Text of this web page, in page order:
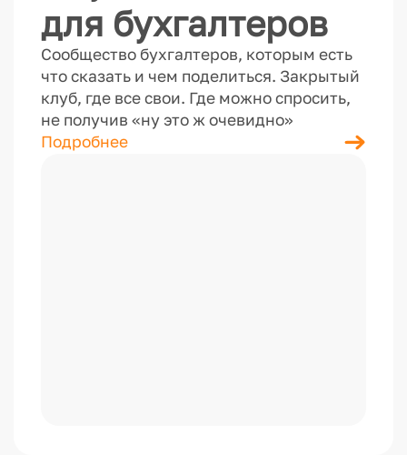
для бухгалтеров
Сообщество бухгалтеров, которым есть
что сказать и чем поделиться. Закрытый
клуб, где все свои. Где можно спросить,
не получив «ну это ж очевидно»
Подробнее